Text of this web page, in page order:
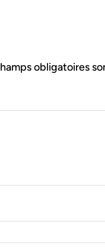
obligatoires